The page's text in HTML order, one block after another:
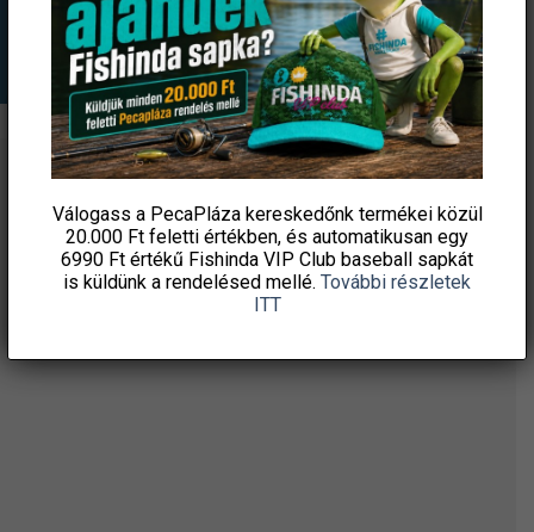
variációja
van.
A
változatok
a
termékoldalon
választhatók
variációja
van.
A
változatok
a
termékoldalon
választhatók
HÍRLEVELÜNKRE!
Válogass a PecaPláza kereskedőnk termékei közül
20.000 Ft feletti értékben, és automatikusan egy
6990 Ft értékű Fishinda VIP Club baseball sapkát
is küldünk a rendelésed mellé. További részletek
ITT